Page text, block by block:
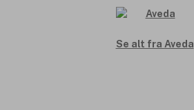
Se alt fra Aveda